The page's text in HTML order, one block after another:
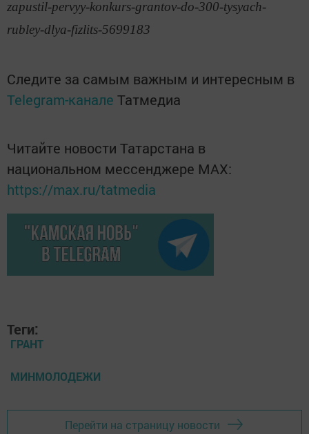
zapustil-pervyy-konkurs-grantov-do-300-tysyach-
rubley-dlya-fizlits-5699183
Следите за самым важным и интересным в
Telegram-канале Татмедиа
Читайте новости Татарстана в
национальном мессенджере MАХ:
https://max.ru/tatmedia
Теги:
ГРАНТ
МИНМОЛОДЕЖИ
Перейти на страницу новости